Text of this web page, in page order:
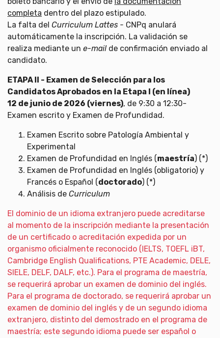
completa dentro del plazo estipulado.
La falta del Curriculum Lattes - CNPq anulará
automáticamente la inscripción. La validación se
realiza mediante un e-mail de confirmación enviado al
candidato.
ETAPA II - Examen de Selección para los
Candidatos Aprobados en la Etapa I (en línea)
12 de junio de 2026 (viernes), de 9:30 a 12:30-
Examen escrito y Examen de Profundidad.
Examen Escrito sobre Patología Ambiental y
Experimental
Examen de Profundidad en Inglés (maestría) (*)
Examen de Profundidad en Inglés (obligatorio) y
Francés o Español (doctorado) (*)
Análisis de Curriculum
El dominio de un idioma extranjero puede acreditarse
al momento de la inscripción mediante la presentación
de un certificado o acreditación expedida por un
organismo oficialmente reconocido (IELTS, TOEFL iBT,
Cambridge English Qualifications, PTE Academic, DELE,
SIELE, DELF, DALF, etc.). Para el programa de maestría,
se requerirá aprobar un examen de dominio del inglés.
Para el programa de doctorado, se requerirá aprobar un
examen de dominio del inglés y de un segundo idioma
extranjero, distinto del demostrado en el programa de
maestría; este segundo idioma puede ser español o